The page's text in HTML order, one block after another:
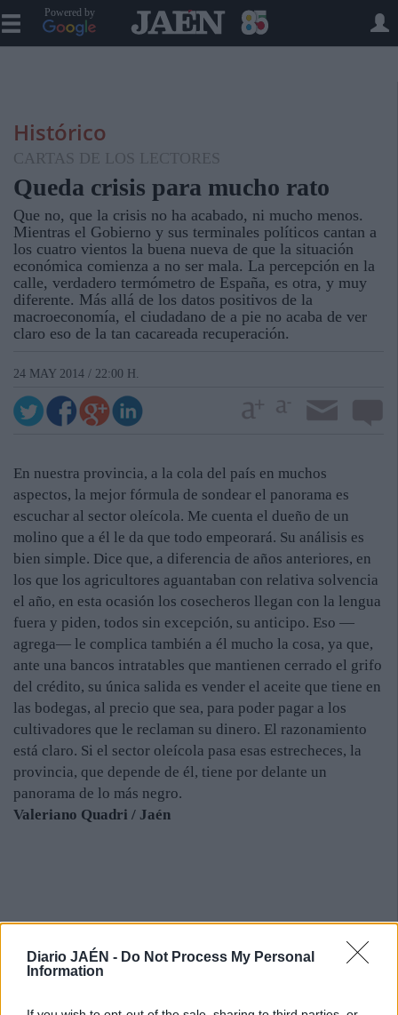
Diario JAÉN - Do Not Process My Personal
Information
Powered by
Histórico
CARTAS DE LOS LECTORES
Queda crisis para mucho rato
Que no, que la crisis no ha acabado, ni mucho menos.
Mientras el Gobierno y sus terminales políticos cantan a
los cuatro vientos la buena nueva de que la situación
económica comienza a no ser mala. La percepción en la
calle, verdadero termómetro de España, es otra, y muy
diferente. Más allá de los datos positivos de la
macroeconomía, el ciudadano de a pie no acaba de ver
claro eso de la tan cacareada recuperación.
24 MAY 2014 / 22:00 H.
En nuestra provincia, a la cola del país en muchos
aspectos, la mejor fórmula de sondear el panorama es
escuchar al sector oleícola. Me cuenta el dueño de un
molino que a él le da que todo empeorará. Su análisis es
bien simple. Dice que, a diferencia de años anteriores, en
los que los agricultores aguantaban con relativa solvencia
el año, en esta ocasión los cosecheros llegan con la lengua
fuera y piden, todos sin excepción, su anticipo. Eso —
agrega— le complica también a él mucho la cosa, ya que,
ante una bancos intratables que mantienen cerrado el grifo
del crédito, su única salida es vender el aceite que tiene en
las bodegas, al precio que sea, para poder pagar a los
cultivadores que le reclaman su dinero. El razonamiento
está claro. Si el sector oleícola pasa esas estrecheces, la
provincia, que depende de él, tiene por delante un
panorama de lo más negro.
Valeriano Quadri / Jaén